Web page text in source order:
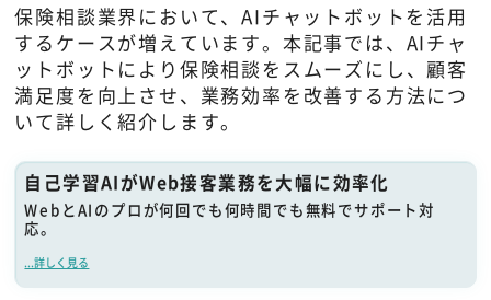
保険相談業界において、AIチャットボットを活用
するケースが増えています。本記事では、AIチャ
ットボットにより保険相談をスムーズにし、顧客
満足度を向上させ、業務効率を改善する方法につ
いて詳しく紹介します。
自己学習AIがWeb接客業務を大幅に効率化
WebとAIのプロが何回でも何時間でも無料でサポート対
応。
...詳しく見る